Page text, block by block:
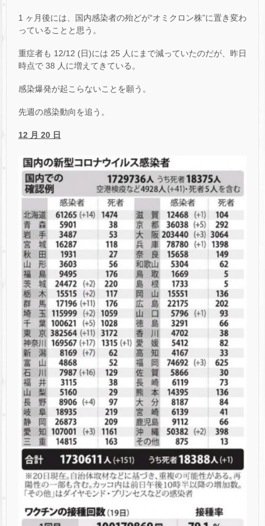
1 ヶ月後には、国内感染者の殆どが“オミクロン株”に置き変わ
っていることと思う。
重症者も 12/12 (日)には 25 人にまで減っていたのだが、昨日
時点で 38 人に増えてきている。
感染爆発が起こらないことを願う。
先週の感染動向を追う。
12 月 20 日